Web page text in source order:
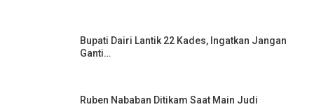
Bupati Dairi Lantik 22 Kades, Ingatkan Jangan
Ganti…
Ruben Nababan Ditikam Saat Main Judi